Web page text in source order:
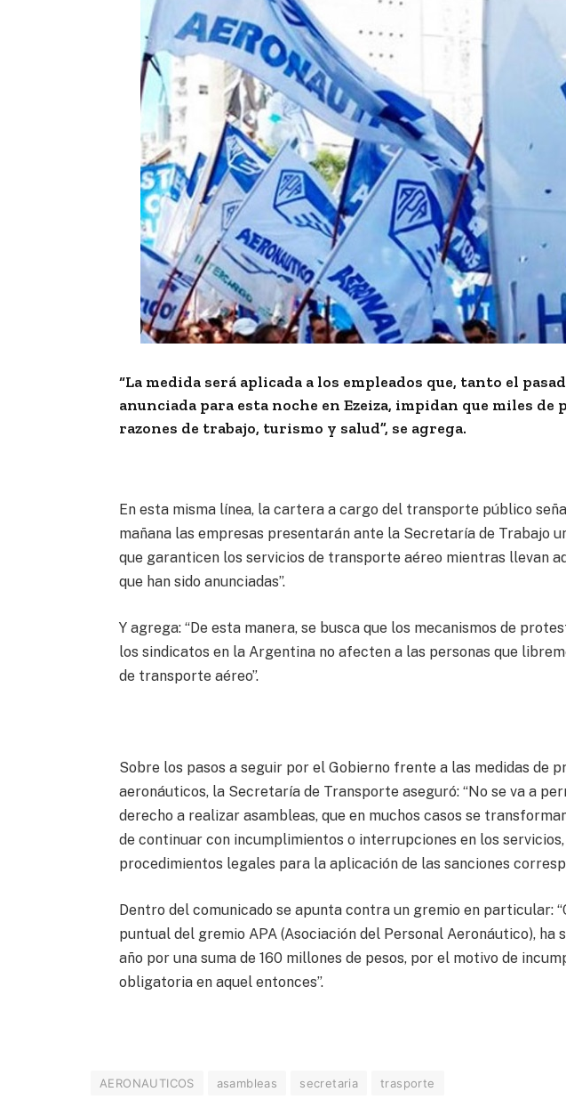
“La medida será aplicada a los empleados que, tanto el
anunciada para esta noche en Ezeiza, impidan que miles de
razones de trabajo, turismo y salud”, se agrega.
En esta misma línea, la cartera a cargo del transporte público
mañana las empresas presentarán ante la Secretaría de Trabajo
que garanticen los servicios de transporte aéreo mientras llevan
que han sido anunciadas”.
Y agrega: “De esta manera, se busca que los mecanismos de
los sindicatos en la Argentina no afecten a las personas que
de transporte aéreo”.
Sobre los pasos a seguir por el Gobierno frente a las medidas de
aeronáuticos, la Secretaría de Transporte aseguró: “No se va a
derecho a realizar asambleas, que en muchos casos se
de continuar con incumplimientos o interrupciones en los servicios,
procedimientos legales para la aplicación de las sanciones
Dentro del comunicado se apunta contra un gremio en particular:
puntual del gremio APA (Asociación del Personal Aeronáutico), ha
año por una suma de 160 millones de pesos, por el motivo de
obligatoria en aquel entonces”.
AERONAUTICOS asambleas secretaria trasporte